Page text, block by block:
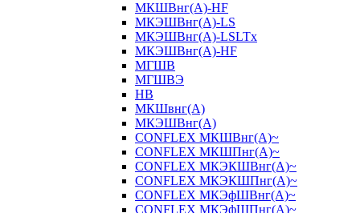
МКШВнг(А)-HF
МКЭШВнг(А)-LS
МКЭШВнг(A)-LSLTx
МКЭШВнг(А)-HF
МГШВ
МГШВЭ
НВ
МКШвнг(А)
МКЭШВнг(А)
CONFLEX МКШВнг(А)~
CONFLEX МКШПнг(А)~
CONFLEX МКЭКШВнг(А)~
CONFLEX МКЭКШПнг(А)~
CONFLEX МКЭфШВнг(А)~
CONFLEX МКЭфШПнг(А)~